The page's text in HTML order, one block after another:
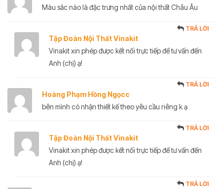
Màu sắc nào là đặc trưng nhất của nội thất Châu Âu
Tập Đoàn Nội Thất Vinakit
TRẢ LỜI
Vinakit xin phép được kết nối trực tiếp để tư vấn đến
Anh (chị) ạ!
Hoàng Phạm Hồng Ngọcc
TRẢ LỜI
bên mình có nhận thiết kế theo yêu cầu riêng k ạ
Tập Đoàn Nội Thất Vinakit
TRẢ LỜI
Vinakit xin phép được kết nối trực tiếp để tư vấn đến
Anh (chị) ạ!
TRẢ LỜI